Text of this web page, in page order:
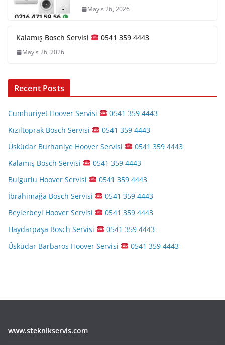
Mayıs 26, 2026
Kalamış Bosch Servisi 0541 359 4443
Mayıs 26, 2026
Recent Posts
Cumhuriyet Hoover Servisi
0541 359 4443
Kızıltoprak Bosch Servisi
0541 359 4443
Üsküdar Burhaniye Hoover Servisi
0541 359 4443
Kalamış Bosch Servisi
0541 359 4443
Bulgurlu Hoover Servisi
0541 359 4443
İbrahimağa Bosch Servisi
0541 359 4443
Beylerbeyi Hoover Servisi
0541 359 4443
Haydarpaşa Bosch Servisi
0541 359 4443
Üsküdar Barbaros Hoover Servisi
0541 359 4443
www.steknikservis.com